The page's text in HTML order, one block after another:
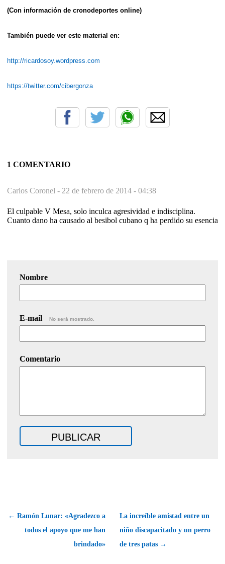
(Con información de cronodeportes online)
También puede ver este material en:
http://ricardosoy.wordpress.com
https://twitter.com/cibergonza
1 COMENTARIO
Carlos Coronel - 22 de febrero de 2014 - 04:38
El culpable V Mesa, solo inculca agresividad e indisciplina.
Cuanto dano ha causado al besibol cubano q ha perdido su esencia
Nombre
E-mail No será mostrado.
Comentario
← Ramón Lunar: «Agradezco a
todos el apoyo que me han
brindado»
La increíble amistad entre un
niño discapacitado y un perro
de tres patas →